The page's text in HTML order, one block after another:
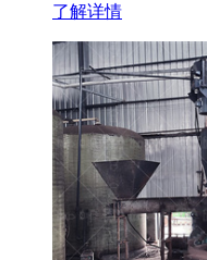
了解详情